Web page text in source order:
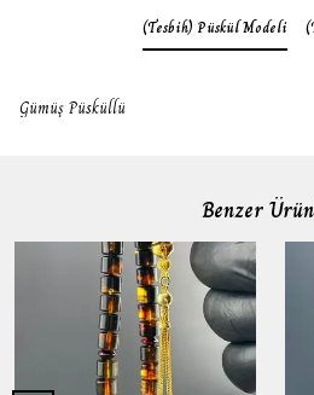
(Tesbih) Püskül Modeli
Gümüş Püsküllü
Benzer